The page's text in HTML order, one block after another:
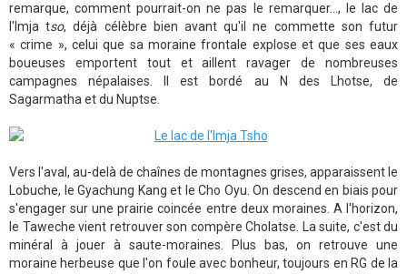
remarque, comment pourrait-on ne pas le remarquer..., le lac de
l'Imja tso, déjà célèbre bien avant qu'il ne commette son futur
« crime », celui que sa moraine frontale explose et que ses eaux
boueuses emportent tout et aillent ravager de nombreuses
campagnes népalaises. Il est bordé au N des Lhotse, de
Sagarmatha et du Nuptse.
Vers l'aval, au-delà de chaînes de montagnes grises, apparaissent le
Lobuche, le Gyachung Kang et le Cho Oyu. On descend en biais pour
s'engager sur une prairie coincée entre deux moraines. A l'horizon,
le Taweche vient retrouver son compère Cholatse. La suite, c'est du
minéral à jouer à saute-moraines. Plus bas, on retrouve une
moraine herbeuse que l'on foule avec bonheur, toujours en RG de la